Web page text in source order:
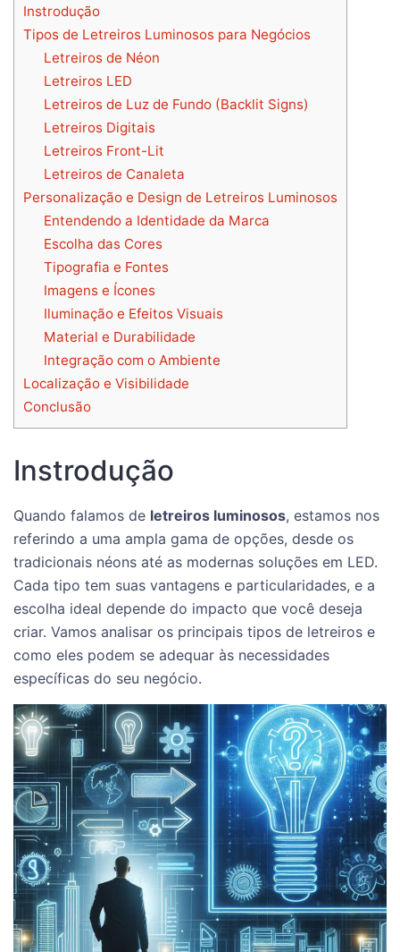
Instrodução
Tipos de Letreiros Luminosos para Negócios
Letreiros de Néon
Letreiros LED
Letreiros de Luz de Fundo (Backlit Signs)
Letreiros Digitais
Letreiros Front-Lit
Letreiros de Canaleta
Personalização e Design de Letreiros Luminosos
Entendendo a Identidade da Marca
Escolha das Cores
Tipografia e Fontes
Imagens e Ícones
Iluminação e Efeitos Visuais
Material e Durabilidade
Integração com o Ambiente
Localização e Visibilidade
Conclusão
Instrodução
Quando falamos de letreiros luminosos, estamos nos
referindo a uma ampla gama de opções, desde os
tradicionais néons até as modernas soluções em LED.
Cada tipo tem suas vantagens e particularidades, e a
escolha ideal depende do impacto que você deseja
criar. Vamos analisar os principais tipos de letreiros e
como eles podem se adequar às necessidades
específicas do seu negócio.